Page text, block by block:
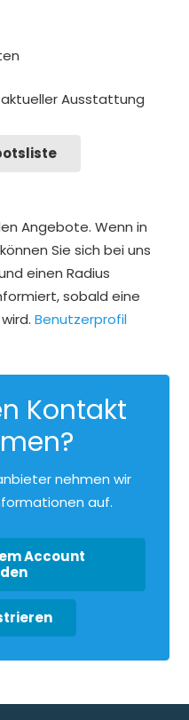
Ausstattung
Angebote. Wenn in
Sie sich bei uns
einen Radius
sobald eine
Benutzerprofil
Kontakt
nehmen wir
auf.
Account